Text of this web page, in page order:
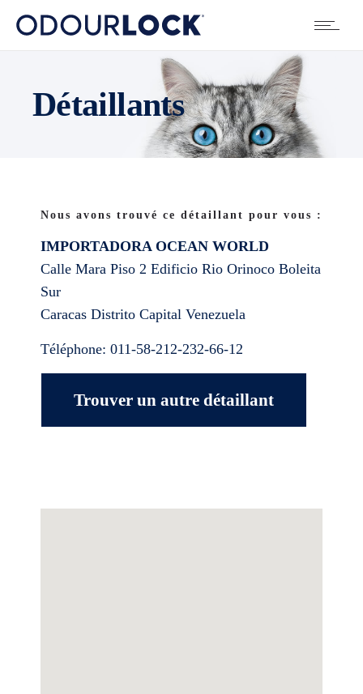
Détaillants
Nous avons trouvé ce détaillant pour vous :
IMPORTADORA OCEAN WORLD
Calle Mara Piso 2 Edificio Rio Orinoco Boleita
Sur
Caracas Distrito Capital Venezuela
Téléphone: 011-58-212-232-66-12
Trouver un autre détaillant